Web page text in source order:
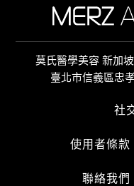
莫氏醫學美容 新加
臺北市信義區忠
社
使用者條款
聯絡我們